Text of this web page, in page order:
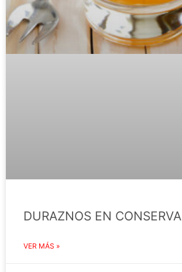
DURAZNOS EN CONSERVA
VER MÁS »